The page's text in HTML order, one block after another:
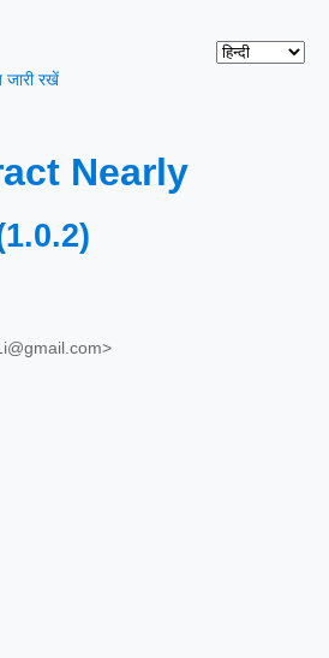
रखें
Nearly